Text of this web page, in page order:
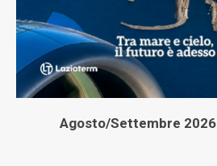
Agosto/Settembre 2026